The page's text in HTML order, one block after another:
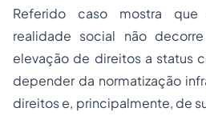
Referido caso mostra
realidade social não
elevação de direitos a status
depender da normatização
direitos e, principalmente, de